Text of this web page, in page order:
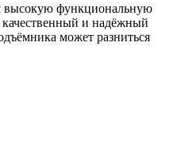
высокую функциональную
качественный и надёжный
может разниться